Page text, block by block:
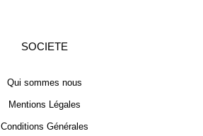
SOCIETE
Qui sommes nous
Mentions Légales
Conditions Générales